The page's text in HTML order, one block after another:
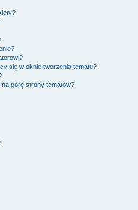
się w oknie tworzenia tematu?
górę strony tematów?